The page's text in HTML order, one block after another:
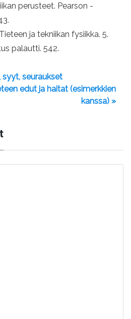
perusteet. Pearson -
ja tekniikan fysiikka. 5.
palautti. 542.
seuraukset
edut ja haitat (esimerkkien
kanssa) »